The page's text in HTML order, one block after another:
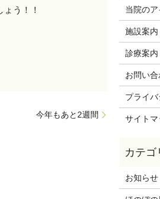
う！！
今年もあと2週間
当院の
施設案内
診療案内
お問い
プライ
サイトマ
お知らせ